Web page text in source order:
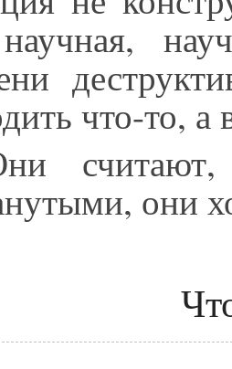
что-то, а
они